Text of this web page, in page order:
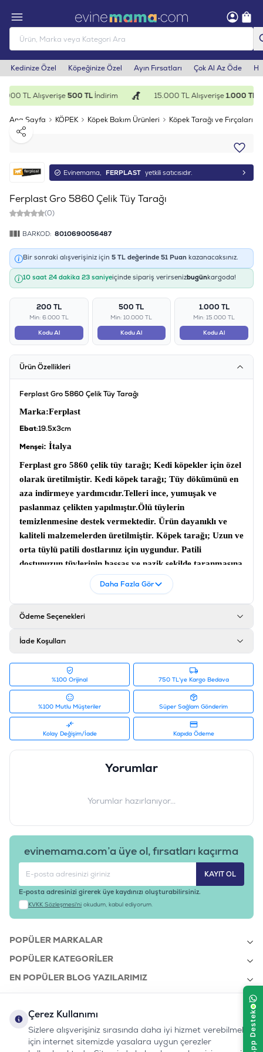
Kedinize Özel Köpeğinize Özel Ayın Fırsatları Çok Al Az Öde
TL Alışverişe500 TLİndirim 15.000 TL Alışverişe1.000 TL
Ana Sayfa KÖPEK Köpek Bakım Ürünleri Köpek Tarağı ve Fırçaları
Paylaş
Evinemama, FERPLAST yetkili satıcısıdır.
Ferplast Gro 5860 Çelik Tüy Tarağı
(0)
BARKOD: 8010690056487
Bir sonraki alışverişiniz için 5 TL değerinde 51 Puan kazanacaksınız.
10 saat 24 dakika 23 saniyeiçinde sipariş verirsenizbugünkargoda!
200 TL
Min: 6.000 TL
Kodu Al
500 TL
Min: 10.000 TL
Kodu Al
1.000 TL
Min: 15.000 TL
Kodu Al
Ürün Özellikleri
Ferplast Gro 5860 Çelik Tüy Tarağı
Marka:Ferplast
Ebat:19.5x3cm
Menşei: İtalya
Ferplast gro 5860 çelik tüy tarağı; Kedi köpekler için özel
olarak üretilmiştir. Kedi köpek tarağı; Tüy dökümünü en
aza indirmeye yardımcıdır.Telleri ince, yumuşak ve
paslanmaz çelikten yapılmıştır.Ölü tüylerin
temizlenmesine destek vermektedir. Ürün dayanıklı ve
kaliteli malzemelerden üretilmiştir. Köpek tarağı; Uzun ve
orta tüylü patili dostlarınız için uygundur. Patili
dostunuzun tüylerinin hassas ve nazik şekilde taranmasına
katkı sağlamaktadır.
Daha Fazla Gör
Ödeme Seçenekleri
İade Koşulları
%100 Orijinal 750 TL'ye Kargo Bedava
%100 Mutlu Müşteriler Süper Sağlam Gönderim
Kolay Değişim/İade Kapıda Ödeme
Yorumlar
Yorumlar hazırlanıyor...
evinemama.com’a üye ol, fırsatları kaçırma
KAYIT OL
E-posta adresinizi girerek üye kaydınızı oluşturabilirsiniz.
KVKK Sözleşmesi'ni okudum, kabul ediyorum.
POPÜLER MARKALAR
POPÜLER KATEGORILER
EN POPÜLER BLOG YAZILARIMIZ
KURUMSAL
Çerez Kullanımı
Sizlere alışverişiniz sırasında daha iyi hizmet verebilmek
için internet sitemizde yasalara uygun çerezler